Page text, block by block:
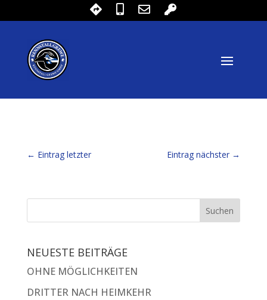
← Eintrag letzter Eintrag nächster →
NEUESTE BEITRÄGE
OHNE MÖGLICHKEITEN
DRITTER NACH HEIMKEHR